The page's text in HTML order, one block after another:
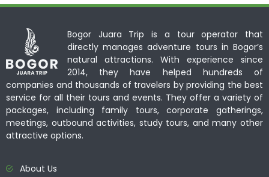
Bogor Juara Trip is a tour operator that
directly manages adventure tours in Bogor’s
natural attractions. With experience since
2014, they have helped hundreds of
companies and thousands of travelers by providing the best
service for all their tours and events. They offer a variety of
packages, including family tours, corporate gatherings,
meetings, outbound activities, study tours, and many other
attractive options.
About Us